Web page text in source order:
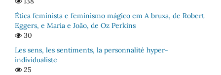
Ética feminista e feminismo mágico em A bruxa, de Robert
Eggers, e Maria e João, de Oz Perkins
30
Les sens, les sentiments, la personnalité hyper-
individualiste
25